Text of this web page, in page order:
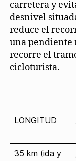
carretera y
desnivel
reduce el
una pendiente
recorre el
cicloturista.
LONGITUD
35 km (ida y